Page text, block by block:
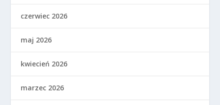
czerwiec 2026
maj 2026
kwiecień 2026
marzec 2026